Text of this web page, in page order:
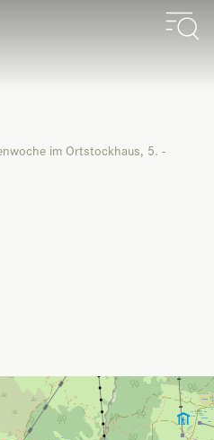
im Ortstockhaus, 5. -